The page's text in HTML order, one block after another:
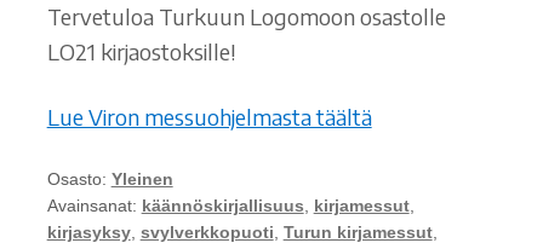
Tervetuloa Turkuun Logomoon osastolle
LO21 kirjaostoksille!
Lue Viron messuohjelmasta täältä
Osasto: Yleinen
Avainsanat: käännöskirjallisuus kirjamessut,
kirjasyksy, svylverkkopuoti Turun kirjamessut,